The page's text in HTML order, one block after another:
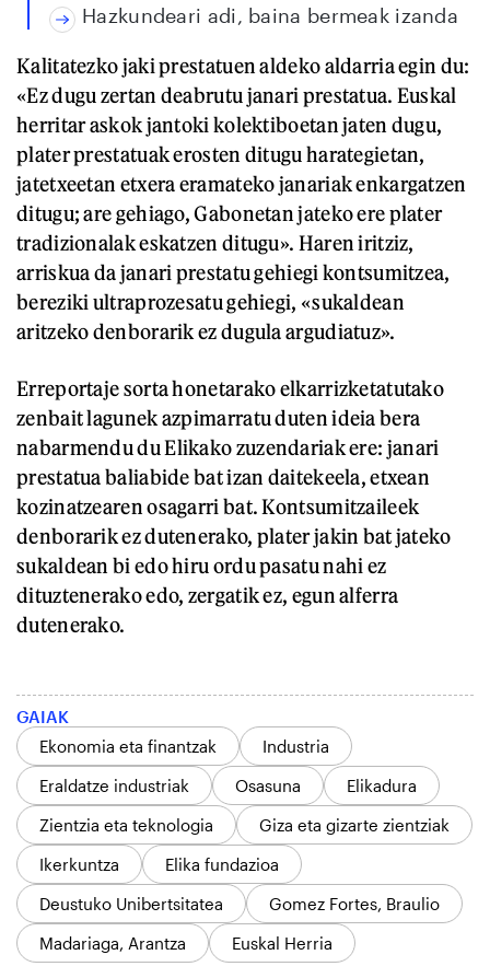
Hazkundeari adi, baina bermeak izanda
Kalitatezko jaki prestatuen aldeko aldarria egin du:
«Ez dugu zertan deabrutu janari prestatua. Euskal
herritar askok jantoki kolektiboetan jaten dugu,
plater prestatuak erosten ditugu harategietan,
jatetxeetan etxera eramateko janariak enkargatzen
ditugu; are gehiago, Gabonetan jateko ere plater
tradizionalak eskatzen ditugu». Haren iritziz,
arriskua da janari prestatu gehiegi kontsumitzea,
bereziki ultraprozesatu gehiegi, «sukaldean
aritzeko denborarik ez dugula argudiatuz».
Erreportaje sorta honetarako elkarrizketatutako
zenbait lagunek azpimarratu duten ideia bera
nabarmendu du Elikako zuzendariak ere: janari
prestatua baliabide bat izan daitekeela, etxean
kozinatzearen osagarri bat. Kontsumitzaileek
denborarik ez dutenerako, plater jakin bat jateko
sukaldean bi edo hiru ordu pasatu nahi ez
dituztenerako edo, zergatik ez, egun alferra
dutenerako.
GAIAK
Ekonomia eta finantzak
Industria
Eraldatze industriak
Osasuna
Elikadura
Zientzia eta teknologia
Giza eta gizarte zientziak
Ikerkuntza
Elika fundazioa
Deustuko Unibertsitatea
Gomez Fortes, Braulio
Madariaga, Arantza
Euskal Herria